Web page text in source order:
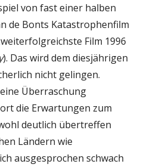
von fast einer halben
de Bonts Katastrophenfilm
Film 1996
). Das wird dem diesjährigen
nicht gelingen.
Überraschung
die Erwartungen zum
deutlich übertreffen
Ländern wie
ausgesprochen schwach